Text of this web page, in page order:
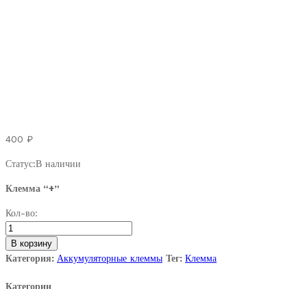
400 ₽
Статус:В наличии
Клемма “+”
Клемма
со
шпилькой
плюсовая.Nissan.
Кол-во:
В корзину
Категория: Аккумуляторные клеммы Тег: Клемма
Категории